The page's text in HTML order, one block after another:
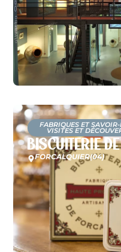
FABRIQUES ET
VISITES ET
Biscuiterie
FORCALQUIER(04)